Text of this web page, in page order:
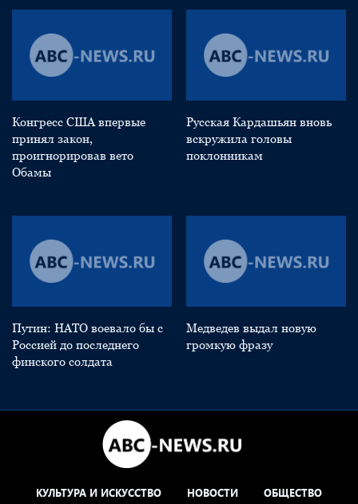
Конгресс США впервые
принял закон,
проигнорировав вето
Обамы
Русская Кардашьян вновь
вскружила головы
поклонникам
Путин: НАТО воевало бы с
Россией до последнего
финского солдата
Медведев выдал новую
громкую фразу
КУЛЬТУРА И ИСКУССТВО НОВОСТИ ОБЩЕСТВО